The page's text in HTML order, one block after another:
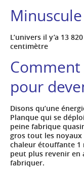
L’univers il y’a 13
centimètre
Comment
pour
Disons qu’une
Planque qui se
peine fabrique
gros tout les noyaux
chaleur étouffante 1
peut plus revenir
fabriquer.